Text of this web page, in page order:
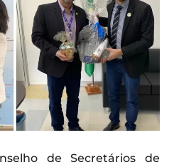
de Secretários de